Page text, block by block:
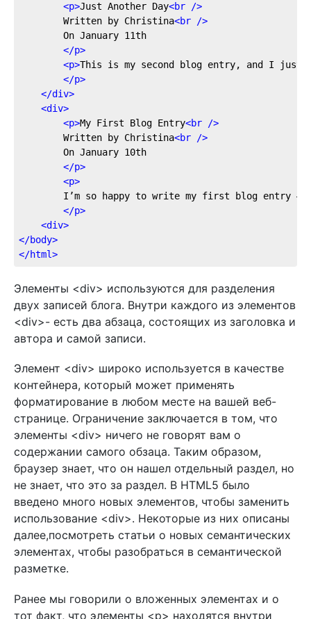
<p>Just Another Day<br />
		Written by Christina
<br />
</p>
<p>This is my second blog entry, and I just
</p>
</div>
<div>
<p>My First Blog Entry<br />
		Written by Christina
<br />
</p>
<p>
</p>
<div>
</body>
</html>
Элементы <div> используются для разделения
двух записей блога. Внутри каждого из элементов
<div>- есть два абзаца, состоящих из заголовка и
автора и самой записи.
Элемент <div> широко используется в качестве
контейнера, который может применять
форматирование в любом месте на вашей веб-
странице. Ограничение заключается в том, что
элементы <div> ничего не говорят вам о
содержании самого обзаца. Таким образом,
браузер знает, что он нашел отдельный раздел, но
не знает, что это за раздел. В HTML5 было
введено много новых элементов, чтобы заменить
использование <div>. Некоторые из них описаны
далее,посмотреть статьи о новых семантических
элементах, чтобы разобраться в семантической
разметке.
Ранее мы говорили о вложенных элементах и о
тот факт, что элементы <p> находятся внутри